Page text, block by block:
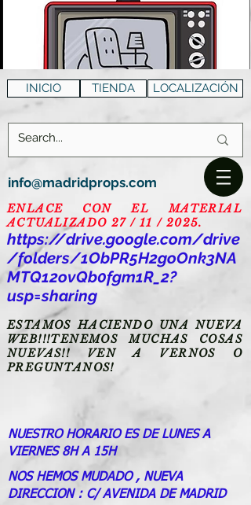
INICIO TIENDA LOCALIZACIÓN
info@madridprops.com
ENLACE CON EL MATERIAL
ACTUALIZADO 27 / 11 / 2025.
https://drive.google.com/drive
/folders/1ObPR5H2goOnk3NA
MTQ12ovQb0fgm1R_2?
usp=sharing
ESTAMOS HACIENDO UNA NUEVA
WEB!!!TENEMOS MUCHAS COSAS
NUEVAS!! VEN A VERNOS O
PREGUNTANOS!
NUESTRO HORARIO ES DE LUNES A
VIERNES 8H A 15H
NOS HEMOS MUDADO , NUEVA
DIRECCION : C/ AVENIDA DE MADRID